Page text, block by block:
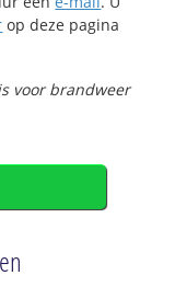
op deze pagina
voor brandweer